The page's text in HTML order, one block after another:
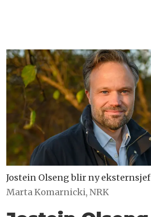
Jostein Olseng blir ny eksternsjef
Marta Komarnicki, NRK